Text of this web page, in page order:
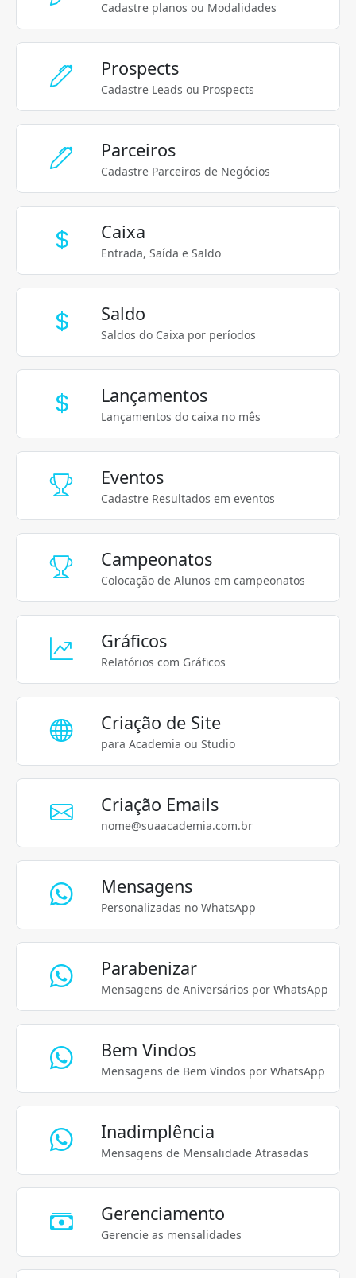
Cadastre planos ou Modalidades
Prospects
Cadastre Leads ou Prospects
Parceiros
Cadastre Parceiros de Negócios
Caixa
Entrada, Saída e Saldo
Saldo
Saldos do Caixa por períodos
Lançamentos
Lançamentos do caixa no mês
Eventos
Cadastre Resultados em eventos
Campeonatos
Colocação de Alunos em campeonatos
Gráficos
Relatórios com Gráficos
Criação de Site
para Academia ou Studio
Criação Emails
nome@suaacademia.com.br
Mensagens
Personalizadas no WhatsApp
Parabenizar
Mensagens de Aniversários por WhatsApp
Bem Vindos
Mensagens de Bem Vindos por WhatsApp
Inadimplência
Mensagens de Mensalidade Atrasadas
Gerenciamento
Gerencie as mensalidades